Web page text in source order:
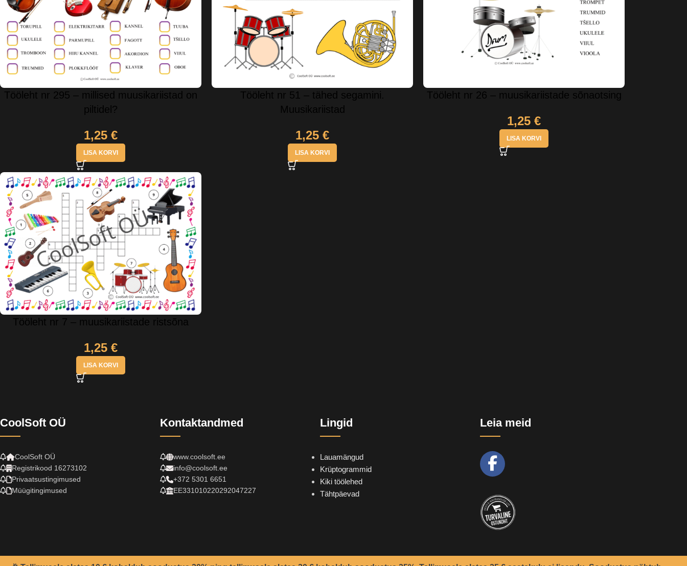
Tööleht nr 295 – millised muusikariistad on
piltidel?
1,25 €
LISA KORVI
Tööleht nr 51 – tähed segamini.
Muusikariistad
1,25 €
LISA KORVI
Tööleht nr 26 – muusikariistade sõnaotsing
1,25 €
LISA KORVI
Tööleht nr 7 – muusikariistade ristsõna
1,25 €
LISA KORVI
CoolSoft OÜ
CoolSoft OÜ
Registrikood 16273102
Privaatsustingimused
Müügitingimused
Kontaktandmed
www.coolsoft.ee
info@coolsoft.ee
+372 5301 6651
EE331010220292047227
Lingid
Lauamängud
Krüptogrammid
Kiki töölehed
Tähtpäevad
Leia meid